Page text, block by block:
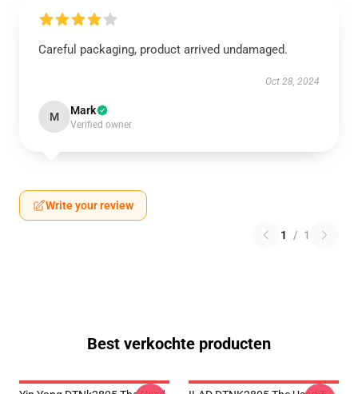
Careful packaging, product arrived undamaged.
Oct 28, 2024
M Mark
Verified owner
Write your review
1 / 1
Best verkochte producten